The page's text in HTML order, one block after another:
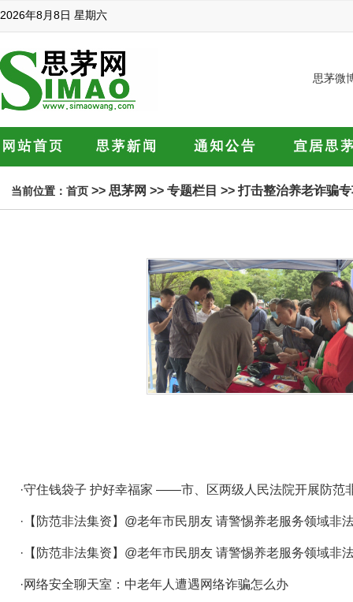
2026年8月8日 星期六
思茅微
当前位置： 首页 >> 思茅网 >> 专题栏目 >> 打击整治养老诈骗
·守住钱袋子 护好幸福家 ——市、区两级人民法院开展防范
·【防范非法集资】@老年市民朋友 请警惕养老服务领域非
·【防范非法集资】@老年市民朋友 请警惕养老服务领域非
·网络安全聊天室：中老年人遭遇网络诈骗怎么办